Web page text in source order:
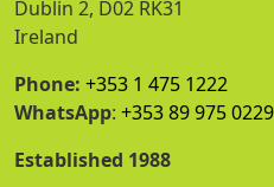
Dublin 2, D02 RK31
Ireland
Phone: +353 1 475 1222
WhatsApp: +353 89 975 0229
Established 1988